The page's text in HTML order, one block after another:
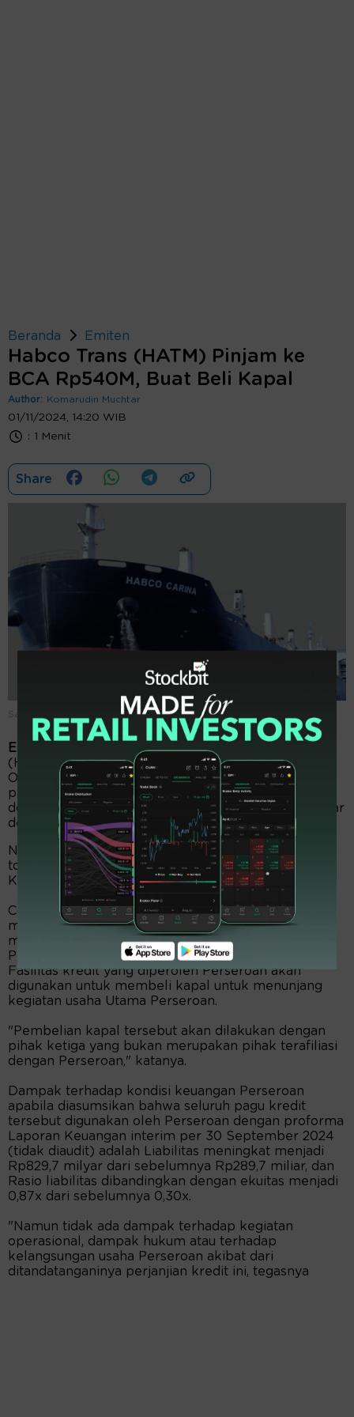
Beranda Emiten
Habco Trans (HATM) Pinjam ke
BCA Rp540M, Buat Beli Kapal
Author: Komarudin Muchtar
01/11/2024, 14:20 WIB
: 1 Menit
Share
Salah satu kapal oerasional milik HATM
EmitenNews.com
- PT Habco Trans Maritima Tbk
(HATM) menyampaikan bahwa pada tanggal 29
Oktober 2024, Perseroan telah menandatangani
perjanjian kredit dengan PT Bank Central Asia Tbk
dengan nilai pagu kredit tidak lebih dari Rp540 miliar
dengan jangka waktu 1 (satu) tahun.
Nilai pagu kredit tersebut merupakan 59,13% dari
total ekuitas Perseroan berdasarkan Laporan
Keuangan per 30 Juni 2024 (diaudit).
Corporate Secretary HATM, Antonius Limbong
mengaku, untuk transaksi ini Perseroan telah
mendapatkan persetujuan dari Rapat Umum
Pemegang Saham pada tanggal 15 Maret 2024.
Fasilitas kredit yang diperoleh Perseroan akan
digunakan untuk membeli kapal untuk menunjang
kegiatan usaha Utama Perseroan.
"Pembelian kapal tersebut akan dilakukan dengan
pihak ketiga yang bukan merupakan pihak terafiliasi
dengan Perseroan," katanya.
Dampak terhadap kondisi keuangan Perseroan
apabila diasumsikan bahwa seluruh pagu kredit
tersebut digunakan oleh Perseroan dengan proforma
Laporan Keuangan interim per 30 September 2024
(tidak diaudit) adalah Liabilitas meningkat menjadi
Rp829,7 milyar dari sebelumnya Rp289,7 miliar, dan
Rasio liabilitas dibandingkan dengan ekuitas menjadi
0,87x dari sebelumnya 0,30x.
"Namun tidak ada dampak terhadap kegiatan
operasional, dampak hukum atau terhadap
kelangsungan usaha Perseroan akibat dari
ditandatanganinya perjanjian kredit ini, tegasnya